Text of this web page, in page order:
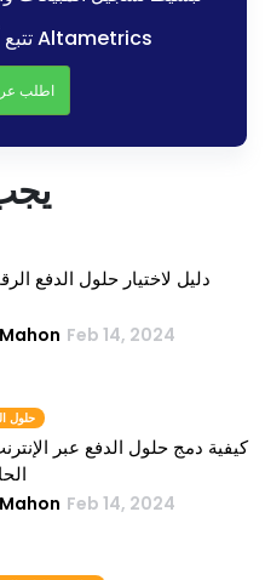
تتبع أداء متجرك باستخدام Altametrics
اطلب
دليل لاختيار حلول الدفع
Feb 14, 2024
حلول
كيفية دمج حلول الدفع عبر
Feb 14, 2024